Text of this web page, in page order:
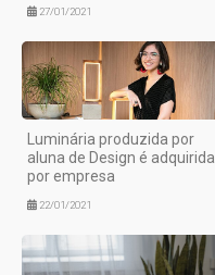
27/01/2021
Luminária produzida por
aluna de Design é adquirida
por empresa
22/01/2021